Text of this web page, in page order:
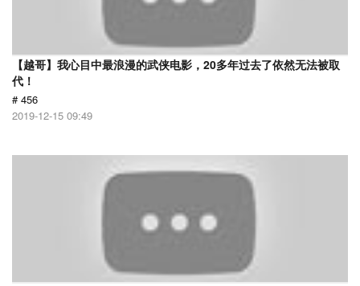
【越哥】我心目中最浪漫的武侠电影，20多年过去了依然无法被取
代！
# 456
2019-12-15 09:49